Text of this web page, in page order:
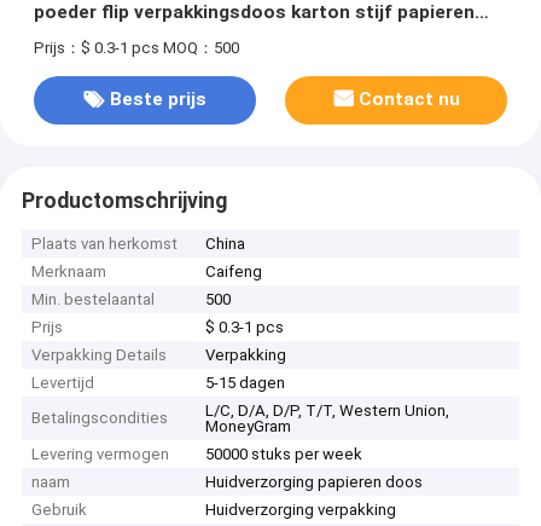
poeder flip verpakkingsdoos karton stijf papieren
doos met scheiden
Prijs：$ 0.3-1 pcs MOQ：500
Beste prijs Contact nu
Productomschrijving
Plaats van herkomst
China
Merknaam
Caifeng
Min. bestelaantal
500
Prijs
$ 0.3-1 pcs
Verpakking Details
Verpakking
Levertijd
5-15 dagen
Betalingscondities
L/C, D/A, D/P, T/T, Western Union,
MoneyGram
Levering vermogen
50000 stuks per week
naam
Huidverzorging papieren doos
Gebruik
Huidverzorging verpakking